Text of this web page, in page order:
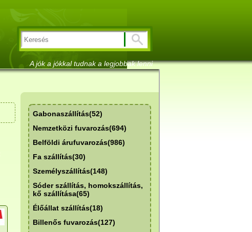
A jók a jókkal tudnak a legjobbak lenni
Gabonaszállítás(52)
Nemzetközi fuvarozás(694)
Belföldi árufuvarozás(986)
Fa szállítás(30)
Személyszállítás(148)
Sóder szállítás, homokszállítás,
kő szállítása(65)
Élőállat szállítás(18)
Billenős fuvarozás(127)